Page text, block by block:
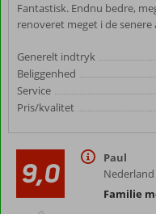
Fantastisk. Endnu bedre,
renoveret meget i de senere
Generelt indtryk
Beliggenhed
Service
Pris/kvalitet
9,0
Paul
Nederland
Familie